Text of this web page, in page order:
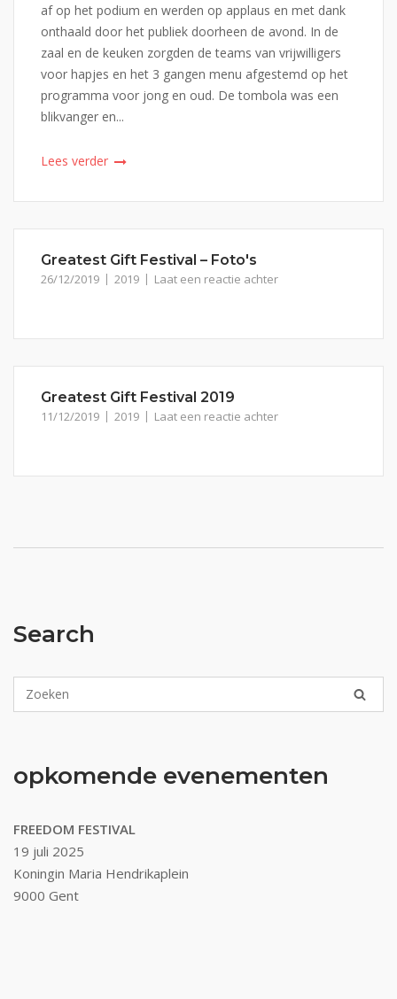
af op het podium en werden op applaus en met dank
onthaald door het publiek doorheen de avond. In de
zaal en de keuken zorgden de teams van vrijwilligers
voor hapjes en het 3 gangen menu afgestemd op het
programma voor jong en oud. De tombola was een
blikvanger en...
Lees verder
Greatest Gift Festival – Foto's
26/12/2019 2019 Laat een reactie achter
Greatest Gift Festival 2019
11/12/2019 2019 Laat een reactie achter
Search
opkomende evenementen
FREEDOM FESTIVAL
19 juli 2025
Koningin Maria Hendrikaplein
9000 Gent